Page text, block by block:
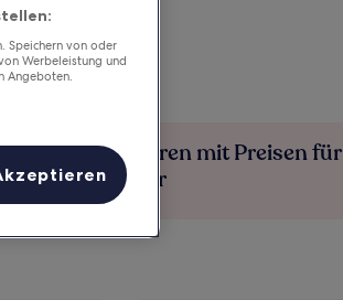
Mehr sparen mit Preisen für
Mitglieder
Speichern von oder
Werbeleistung und
Angeboten.